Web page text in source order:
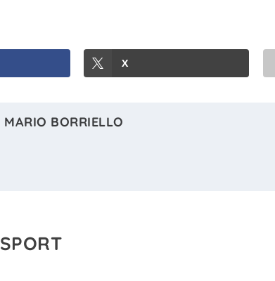
X
MARIO BORRIELLO
SPORT